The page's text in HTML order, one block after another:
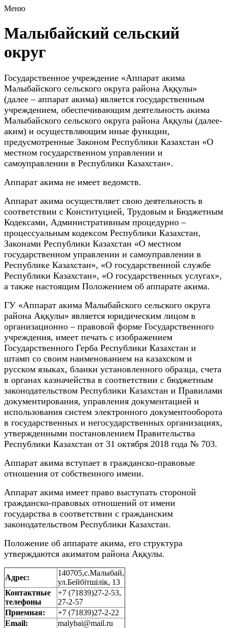
Меню
Малыбайский сельский
округ
Государственное учреждение «Аппарат акима
Малыбайского сельского округа района Аққулы»
(далее – аппарат акима) является государственным
учреждением, обеспечивающим деятельность акима
Малыбайского сельского округа района Аққулы (далее-
аким) и осуществляющим иные функции,
предусмотренные Законом Республики Казахстан «О
местном государственном управлении и
самоуправлении в Республики Казахстан».
Аппарат акима не имеет ведомств.
Аппарат акима осуществляет свою деятельность в
соответствии с Конституцией, Трудовым и Бюджетным
Кодексами, Административным процедурно –
процессуальным кодексом Республики Казахстан,
Законами Республики Казахстан «О местном
государственном управлении и самоуправлении в
Республике Казахстан», «О государственной службе
Республики Казахстан», «О государственных услугах»,
а также настоящим Положением об аппарате акима.
ГУ «Аппарат акима Малыбайского сельского округа
района Аққулы» является юридическим лицом в
организационно – правовой форме Государственного
учреждения, имеет печать с изображением
Государственного Герба Республики Казахстан и
штамп со своим наименованием на казахском и
русском языках, бланки установленного образца, счета
в органах казначейства в соответствии с бюджетным
законодательством Республики Казахстан и Правилами
документирования, управления документацией и
использования систем электронного документооборота
в государственных и негосударственных организациях,
утвержденными постановлением Правительства
Республики Казахстан от 31 октября 2018 года № 703.
Аппарат акима вступает в гражданско-правовые
отношения от собственного имени.
Аппарат акима имеет право выступать стороной
гражданско-правовых отношений от имени
государства в соответствии с гражданским
законодательством Республики Казахстан.
Положение об аппарате акима, его структура
утверждаются акиматом района Аққулы.
Адрес:
140705,с.Малыбай,
ул.Бейбітшілік, 13
Контактные
телефоны
+7 (71839)27-2-53,
27-2-57
Приемная:
+7 (71839)27-2-22
Email:
malybai@mail.ru